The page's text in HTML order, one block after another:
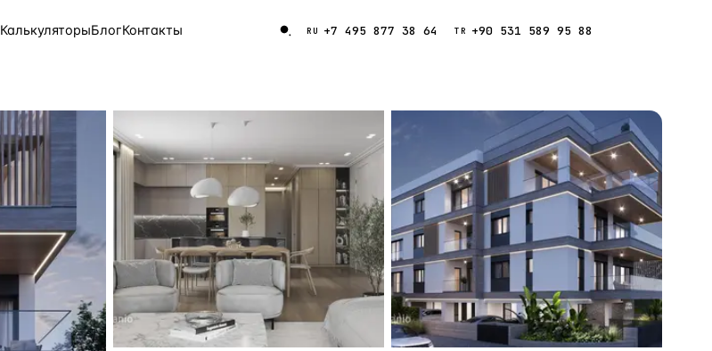
КалькуляторыБлогКонтакты RU +7 495 877 38 64 TR +90 531 589 95 88
9 143 объекта
8 554 объекта
5 430 объектов
3 906 объектов
2 948 объектов
2 797 объектов
ЧАСТО ИЩУТ
Турция Россия Испания Кипр
Таиланд
Греция